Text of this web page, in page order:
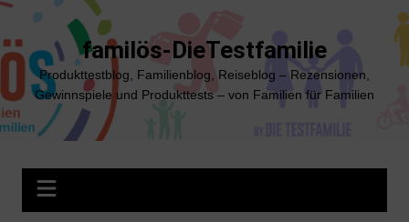
Zum
springen
familös-DieTestfamilie
Produkttestblog, Familienblog, Reiseblog – Rezensionen,
Gewinnspiele und Produkttests – von Familien für Familien